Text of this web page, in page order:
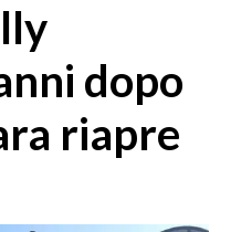
dopo
riapre